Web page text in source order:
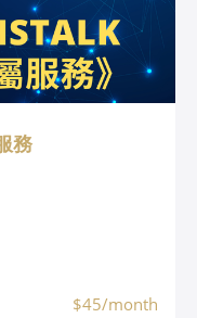
務
$45/month